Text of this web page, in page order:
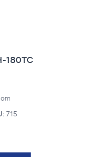
180TC
715